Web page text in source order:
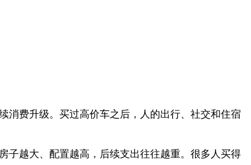
消费升级。买过高价车之后，人的出行、社交和住宿
子越大、配置越高，后续支出往往越重。很多人买得